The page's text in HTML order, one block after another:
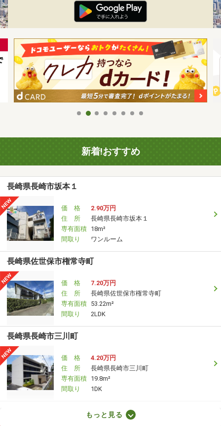
新着!おすすめ
長崎県長崎市坂本１
価 格
2.90万円
住 所
長崎県長崎市坂本１
専有面積 18m²
間取り
ワンルーム
長崎県佐世保市権常寺町
価 格
7.20万円
住 所
長崎県佐世保市権常寺町
専有面積 53.22m²
間取り
2LDK
長崎県長崎市三川町
価 格
4.20万円
住 所
長崎県長崎市三川町
専有面積 19.8m²
間取り
1DK
もっと見る